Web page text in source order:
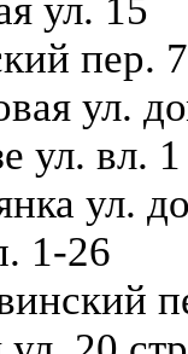
ул. 15
пер.
ул.
ул. вл. 1
ул.
1-26